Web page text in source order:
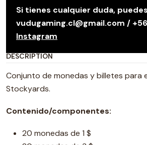
Si tienes cualquier duda,
vudugaming.cl@gmail.com /
Instagram
DESCRIPTION
Conjunto de monedas y billetes para
Stockyards.
Contenido/componentes:
20 monedas de 1 $